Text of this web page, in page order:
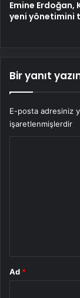
Emine Erdoğan,
yeni yönetimini
Bir yanıt
E-posta adresiniz
işaretlenmişlerdir
Ad *